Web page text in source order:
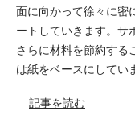
面に向かって徐々に密
ートしていきます。サ
さらに材料を節約する
は紙をベースにしてい
記事を読む